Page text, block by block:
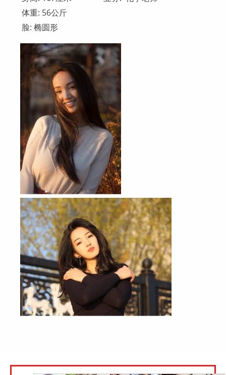
体重: 56公斤
脸: 椭圆形